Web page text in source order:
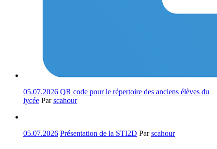
05.07.2026 QR code pour le répertoire des anciens élèves du
lycée Parscahour
05.07.2026 Présentation de la STI2D Parscahour